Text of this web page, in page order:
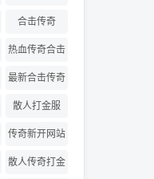
三私服
合击传奇
热血传奇合击
版
最新合击传奇
私服
散人打金服
传奇新开网站
散人传奇打金